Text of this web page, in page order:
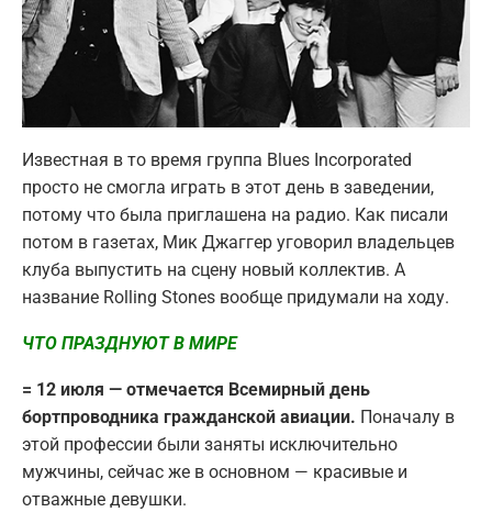
Известная в то время группа Blues Incorporated
просто не смогла играть в этот день в заведении,
потому что была приглашена на радио. Как писали
потом в газетах, Мик Джаггер уговорил владельцев
клуба выпустить на сцену новый коллектив. А
название Rolling Stones вообще придумали на ходу.
ЧТО ПРАЗДНУЮТ В МИРЕ
= 12 июля — отмечается Всемирный день
бортпроводника гражданской авиации. Поначалу в
этой профессии были заняты исключительно
мужчины, сейчас же в основном — красивые и
отважные девушки.